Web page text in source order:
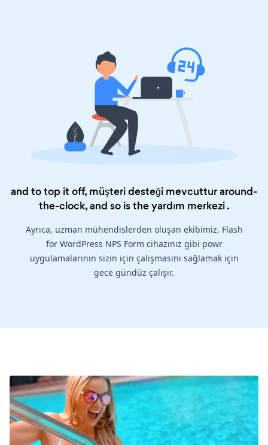
and to top it off, müşteri desteği mevcuttur around-
the-clock, and so is theyardım merkezi.
Ayrıca, uzman mühendislerden oluşan ekibimiz, Flash
for WordPress NPS Form cihazınız gibi powr
uygulamalarının sizin için çalışmasını sağlamak için
gece gündüz çalışır.